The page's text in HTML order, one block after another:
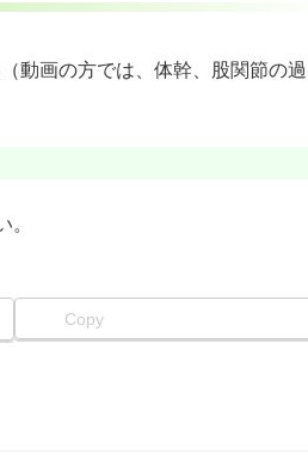
動画の方では、体幹、股関節の
Copy